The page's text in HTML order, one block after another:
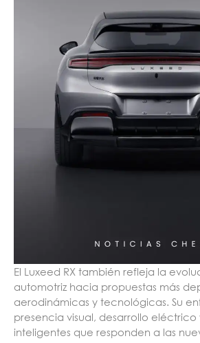
El Luxeed RX también refleja la
automotriz hacia propuestas más
aerodinámicas y tecnológicas. Su
presencia visual, desarrollo eléctrico
inteligentes que responden a las